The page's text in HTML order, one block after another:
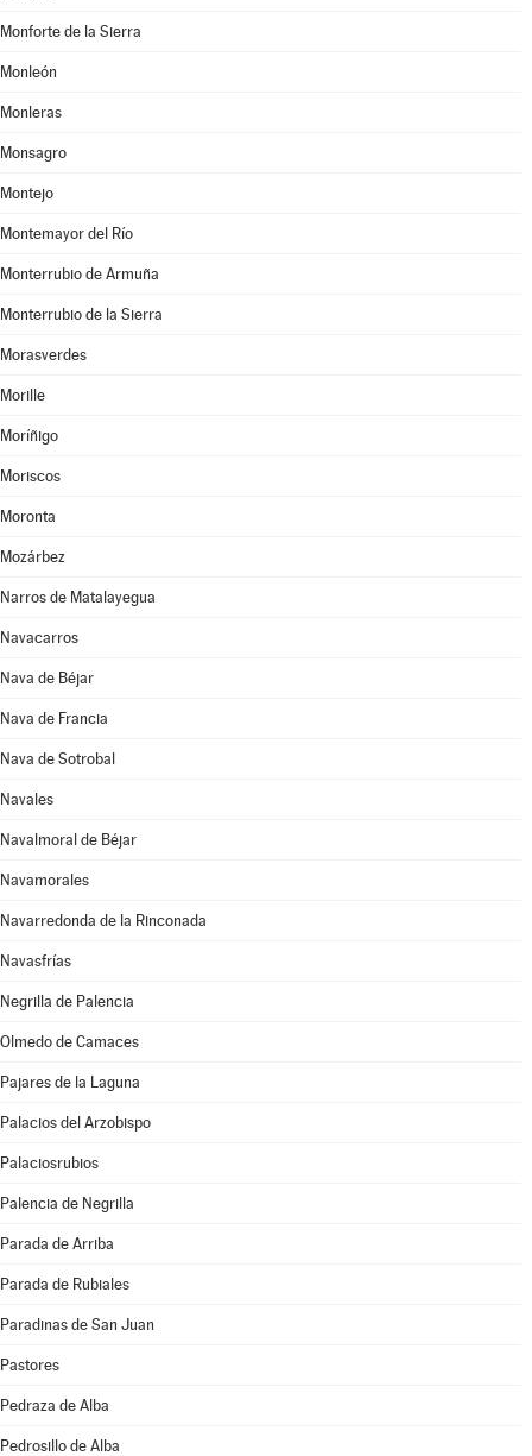
Monforte de la Sierra
Monleón
Monleras
Monsagro
Montejo
Montemayor del Río
Monterrubio de Armuña
Monterrubio de la Sierra
Morasverdes
Morille
Moríñigo
Moriscos
Moronta
Mozárbez
Narros de Matalayegua
Navacarros
Nava de Béjar
Nava de Francia
Nava de Sotrobal
Navales
Navalmoral de Béjar
Navamorales
Navarredonda de la Rinconada
Navasfrías
Negrilla de Palencia
Olmedo de Camaces
Pajares de la Laguna
Palacios del Arzobispo
Palaciosrubios
Palencia de Negrilla
Parada de Arriba
Parada de Rubiales
Paradinas de San Juan
Pastores
Pedraza de Alba
Pedrosillo de Alba